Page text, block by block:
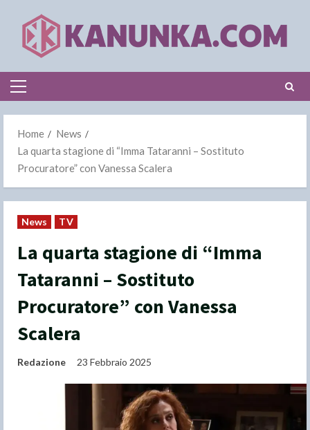
content
Primary
Home
News
La quarta stagione di “Imma Tataranni – Sostituto
Procuratore” con Vanessa Scalera
News TV
La quarta stagione di “Imma
Tataranni – Sostituto
Procuratore” con Vanessa
Scalera
Redazione 23 Febbraio 2025